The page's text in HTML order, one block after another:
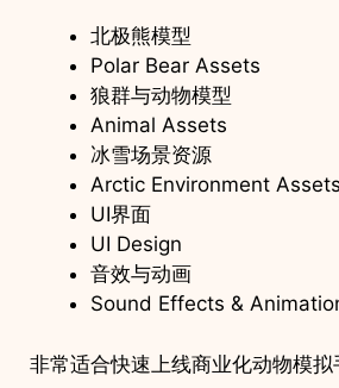
北极熊模型
Polar Bear Assets
狼群与动物模型
Animal Assets
冰雪场景资源
Arctic Environment Assets
UI界面
UI Design
音效与动画
Sound Effects &
非常适合快速上线商业化动物模拟